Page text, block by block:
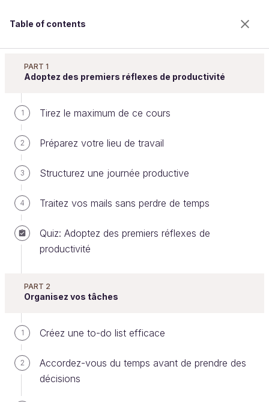
Table of contents
PART 1
Adoptez des premiers réflexes de productivité
1 Tirez le maximum de ce cours
2 Préparez votre lieu de travail
3 Structurez une journée productive
4 Traitez vos mails sans perdre de temps
Quiz: Adoptez des premiers réflexes de
productivité
PART 2
Organisez vos tâches
1 Créez une to-do list efficace
2
Accordez-vous du temps avant de prendre des
décisions
Réalisez des réunions plus
efficaces
Welcome to the 100% online school for careers with
a future.
Get free access to all the features of this course
(quizzes, videos, unlimited access to all chapters) by
creating an account.
Évitez des réunions lorsque c’est
possible
Pour la majeure partie d’entre elles, une bonne
réunion c'est souvent celle qui n'a pas eu lieu. Idem
pour un rendez-vous. Anticiper et préparer au mieux